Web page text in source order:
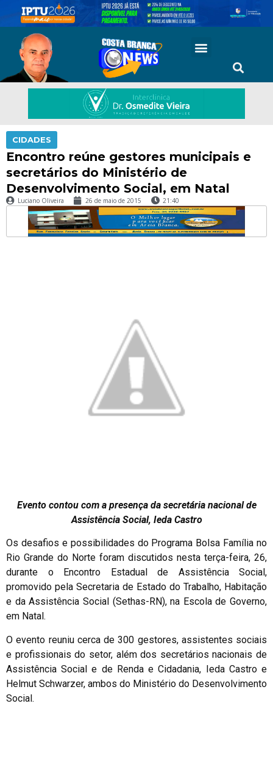
CIDADES
Encontro reúne gestores municipais e
secretários do Ministério de
Luciano Oliveira 26 de maio de 2015 21:40
Evento contou com a presença da secretária nacional de
Assistência Social, Ieda Castro
Os desafios e possibilidades do Programa Bolsa Família no
Rio Grande do Norte foram discutidos nesta terça-feira, 26,
durante o Encontro Estadual de Assistência Social,
promovido pela Secretaria de Estado do Trabalho, Habitação
e da Assistência Social (Sethas-RN), na Escola de Governo,
em Natal.
O evento reuniu cerca de 300 gestores, assistentes sociais
e profissionais do setor, além dos secretários nacionais de
Assistência Social e de Renda e Cidadania, Ieda Castro e
Helmut Schwarzer, ambos do Ministério do Desenvolvimento
Social.